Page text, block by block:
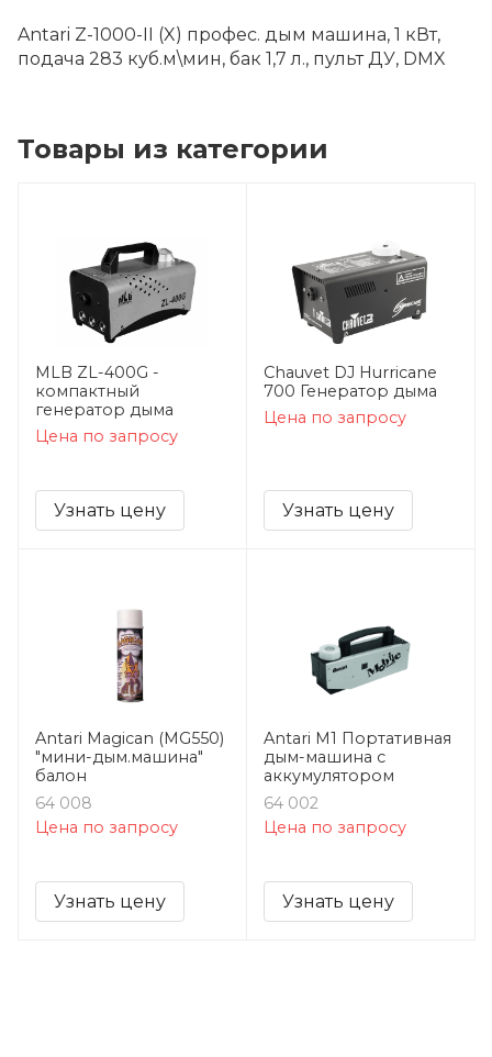
Antari Z-1000-II (X) профес. дым машина, 1 кВт,
подача 283 куб.м\мин, бак 1,7 л., пульт ДУ, DMX
Товары из категории
MLB ZL-400G -
компактный
генератор дыма
Цена по запросу
Узнать цену
Chauvet DJ Hurricane
700 Генератор дыма
Цена по запросу
Узнать цену
Antari Magican (MG550)
"мини-дым.машина"
балон
64 008
Цена по запросу
Узнать цену
Antari M1 Портативная
дым-машина с
аккумулятором
64 002
Цена по запросу
Узнать цену